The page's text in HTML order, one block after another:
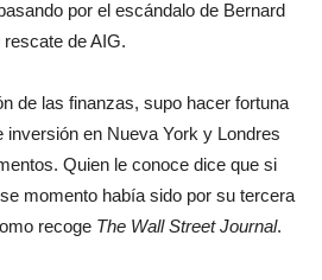
por el escándalo de Bernard
de AIG.
de las finanzas, supo hacer fortuna
en Nueva York y Londres
Quien le conoce dice que si
momento había sido por su tercera
recoge The Wall Street Journal.